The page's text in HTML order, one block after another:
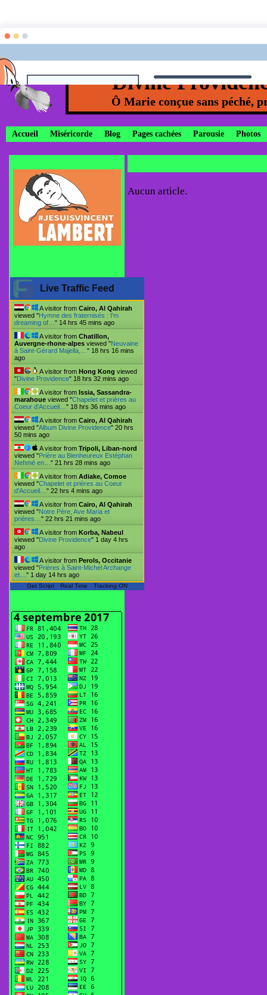
Divine
Ô Marie conçue sans péché,
Accueil Miséricorde Blog Pages cachées Parousie Photos
Live Traffic Feed
A visitor from Cairo, Al Qahirah
viewed "Hymne des fraternisés : I'm
dreaming of… " 14 hrs 45 mins ago
A visitor from Chatillon,
Auvergne-rhone-alpes viewed "Neuvaine
à Saint-Gérard Majella,… " 18 hrs 16 mins
ago
A visitor from Hong Kong viewed
"Divine Providence" 18 hrs 32 mins ago
A visitor from Issia, Sassandra-
marahoue viewed "Chapelet et prières au
Coeur d'Accueil… " 18 hrs 36 mins ago
A visitor from Cairo, Al Qahirah
viewed "Album Divine Providence" 20 hrs
50 mins ago
A visitor from Tripoli, Liban-nord
viewed "Prière au Bienheureux Estéphan
Nehmé en… " 21 hrs 28 mins ago
A visitor from Adiake, Comoe
viewed "Chapelet et prières au Coeur
d'Accueil… " 22 hrs 4 mins ago
A visitor from Cairo, Al Qahirah
viewed "Notre Père, Ave Maria et
prières… " 22 hrs 21 mins ago
A visitor from Korba, Nabeul
viewed "Divine Providence" 1 day 4 hrs
ago
A visitor from Perols, Occitanie
viewed "Prières à Saint-Michel Archange
et… " 1 day 14 hrs ago
Get Script Real Time Tracking ON
Aucun article.